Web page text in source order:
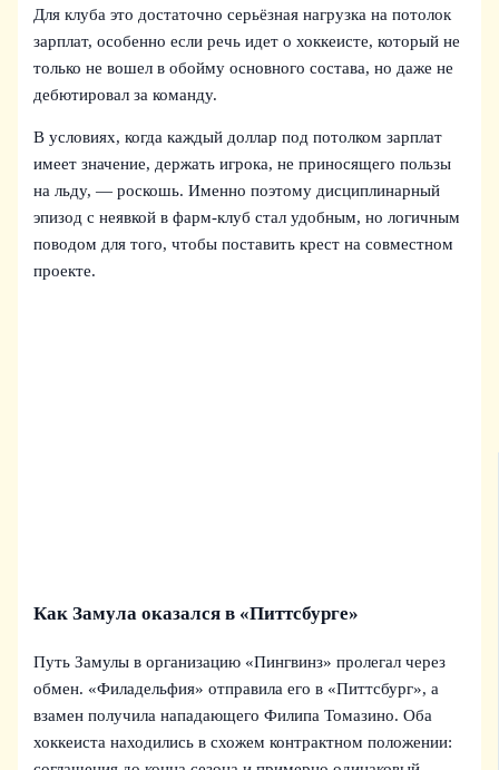
Для клуба это достаточно серьёзная нагрузка на потолок
зарплат, особенно если речь идет о хоккеисте, который не
только не вошел в обойму основного состава, но даже не
дебютировал за команду.
В условиях, когда каждый доллар под потолком зарплат
имеет значение, держать игрока, не приносящего пользы
на льду, — роскошь. Именно поэтому дисциплинарный
эпизод с неявкой в фарм-клуб стал удобным, но логичным
поводом для того, чтобы поставить крест на совместном
проекте.
Как Замула оказался в «Питтсбурге»
Путь Замулы в организацию «Пингвинз» пролегал через
обмен. «Филадельфия» отправила его в «Питтсбург», а
взамен получила нападающего Филипа Томазино. Оба
хоккеиста находились в схожем контрактном положении: